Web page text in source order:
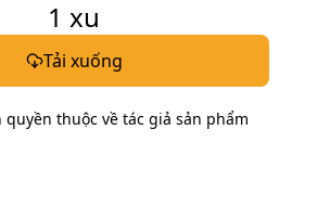
1 xu
Tải xuống
quyền thuộc về tác giả sản phẩm